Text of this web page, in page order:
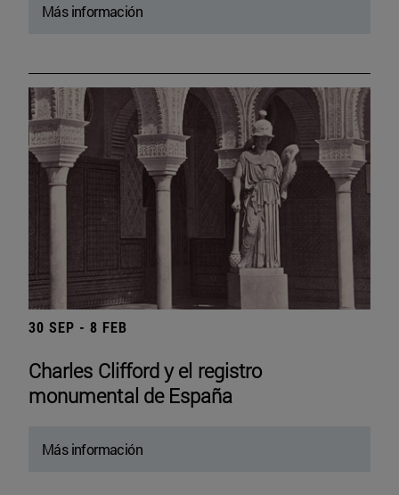
Más información
30 SEP - 8 FEB
Charles Clifford y el registro
monumental de España
Más información